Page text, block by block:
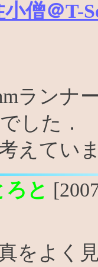
小僧＠T-
ランナ
した．
えてい
ろと
をよく